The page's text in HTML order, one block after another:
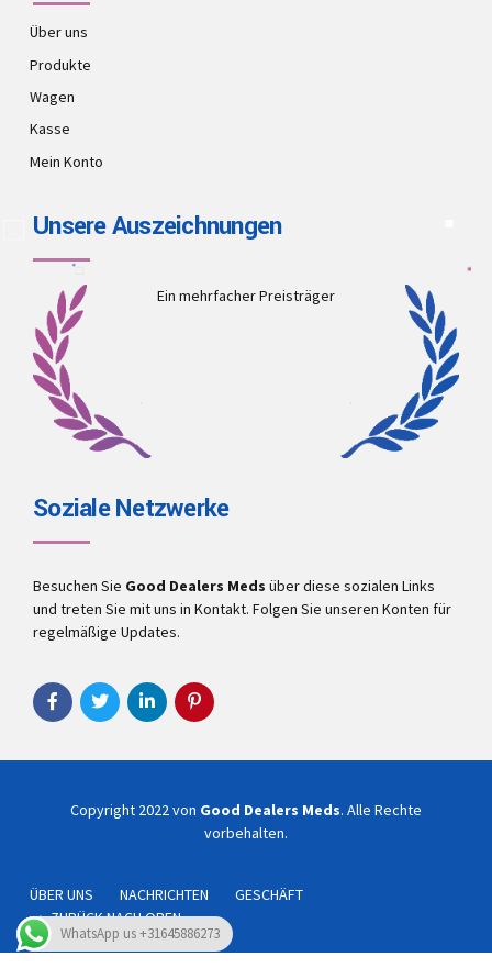
Über uns
Produkte
Wagen
Kasse
Mein Konto
Unsere Auszeichnungen
Ein mehrfacher Preisträger
Soziale Netzwerke
Besuchen Sie Good Dealers Meds über diese sozialen Links
und treten Sie mit uns in Kontakt. Folgen Sie unseren Konten für
regelmäßige Updates.
Copyright 2022 von Good Dealers Meds. Alle Rechte
vorbehalten.
ÜBER UNS NACHRICHTEN
GESCHÄFT
ZURÜCK NACH OBEN
WhatsApp us +31645886273